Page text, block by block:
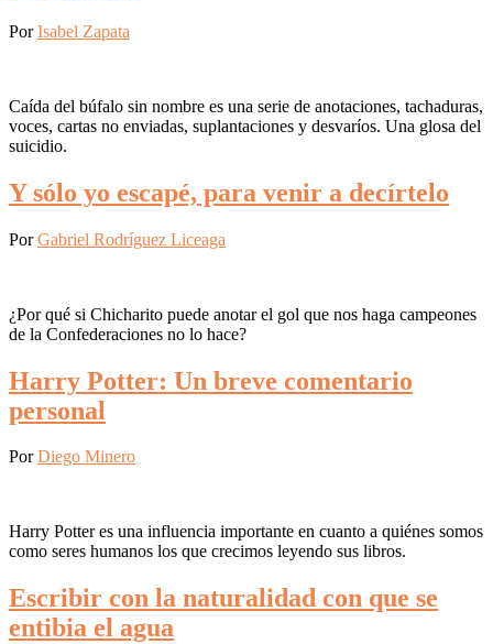
PorIsabel Zapata
Caída del búfalo sin nombre es una serie de anotaciones, tachaduras,
voces, cartas no enviadas, suplantaciones y desvaríos. Una glosa del
suicidio.
Y sólo yo escapé, para venir a decírtelo
PorGabriel Rodríguez Liceaga
¿Por qué si Chicharito puede anotar el gol que nos haga campeones
de la Confederaciones no lo hace?
Harry Potter: Un breve comentario
personal
PorDiego Minero
Harry Potter es una influencia importante en cuanto a quiénes somos
como seres humanos los que crecimos leyendo sus libros.
Escribir con la naturalidad con que se
entibia el agua